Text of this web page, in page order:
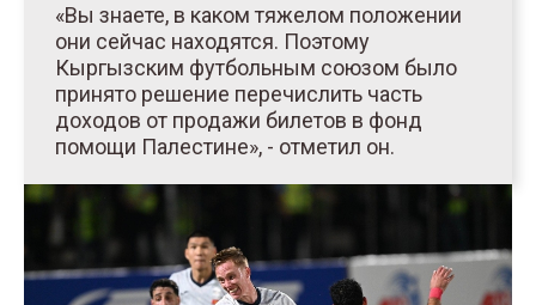
«Вы знаете, в каком тяжелом положении
они сейчас находятся. Поэтому
Кыргызским футбольным союзом было
принято решение перечислить часть
доходов от продажи билетов в фонд
помощи Палестине», - отметил он.